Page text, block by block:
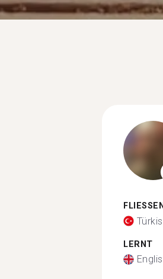
FLIESSEND
LERNT